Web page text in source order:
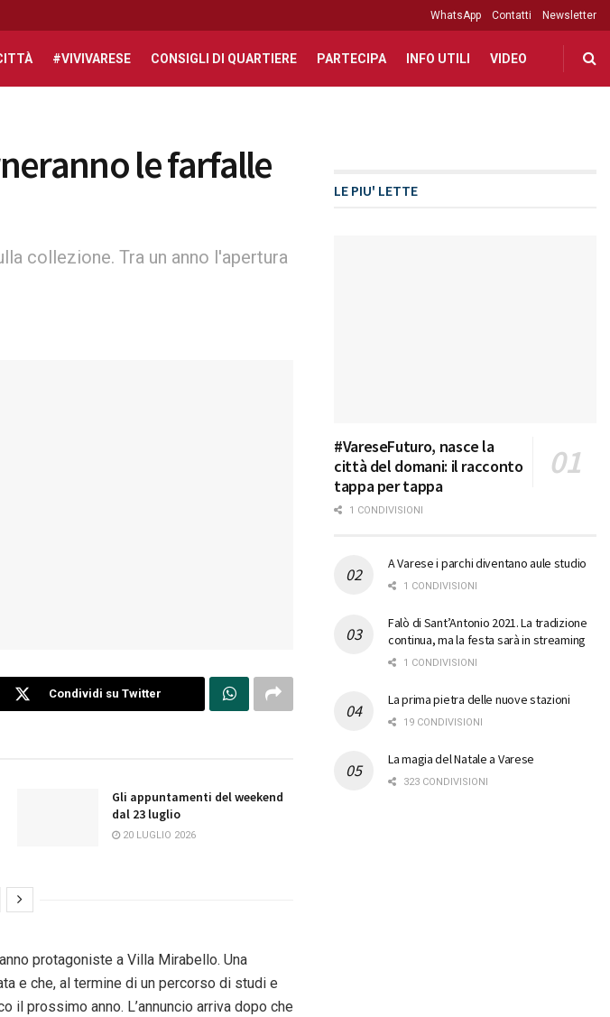
WhatsApp Contatti Newsletter
#VIVIVARESE CONSIGLI DI QUARTIERE PARTECIPA INFO UTILI VIDEO
le farfalle
collezione. Tra un anno l'apertura
Condividi su Twitter
Gli appuntamenti del weekend
dal 23 luglio
20 LUGLIO 2026
protagoniste a Villa Mirabello. Una
e che, al termine di un percorso di studi e
il prossimo anno. L’annuncio arriva dopo che
LE PIU' LETTE
#VareseFuturo, nasce la
città del domani: il racconto
tappa per tappa
1 CONDIVISIONI
A Varese i parchi diventano aule studio
1 CONDIVISIONI
Falò di Sant’Antonio 2021. La tradizione
continua, ma la festa sarà in streaming
1 CONDIVISIONI
La prima pietra delle nuove stazioni
19 CONDIVISIONI
La magia del Natale a Varese
323 CONDIVISIONI